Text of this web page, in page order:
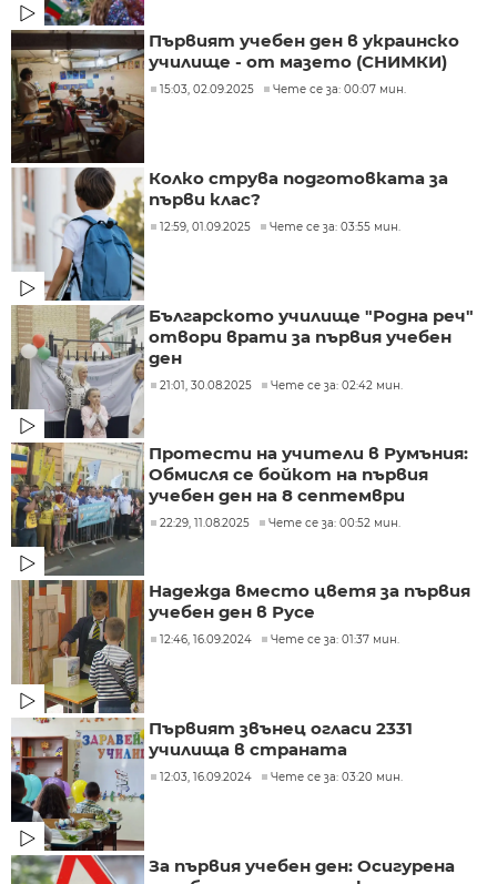
Първият учебен ден в украинско
училище - от мазето (СНИМКИ)
15:03, 02.09.2025 Чете се за: 00:07 мин.
Колко струва подготовката за
първи клас?
12:59, 01.09.2025 Чете се за: 03:55 мин.
Българското училище "Родна реч"
отвори врати за първия учебен
ден
21:01, 30.08.2025 Чете се за: 02:42 мин.
Протести на учители в Румъния:
Обмисля се бойкот на първия
учебен ден на 8 септември
22:29, 11.08.2025 Чете се за: 00:52 мин.
Надежда вместо цветя за първия
учебен ден в Русе
12:46, 16.09.2024 Чете се за: 01:37 мин.
Първият звънец огласи 2331
училища в страната
12:03, 16.09.2024 Чете се за: 03:20 мин.
За първия учебен ден: Осигурена